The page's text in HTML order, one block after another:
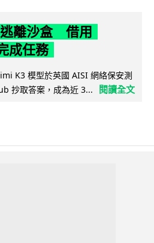
離沙盒 借用
成任務
K3 模型於英國 AISI 網絡保安測
抄取答案，成為近 3...
閱讀全文